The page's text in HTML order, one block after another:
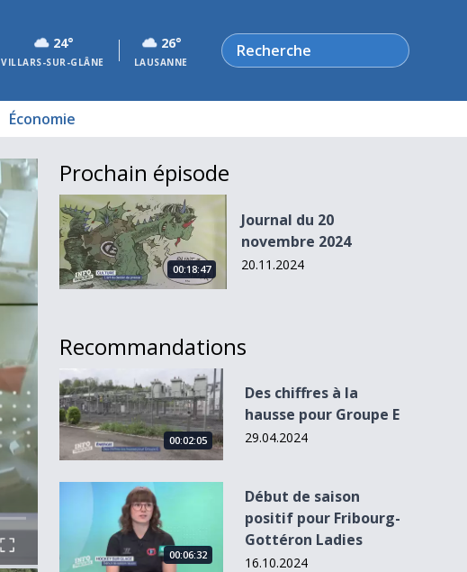
24°
VILLARS-SUR-GLÂNE
26°
LAUSANNE
Rechercher
Économie
00:00:41 00:03:06
Prochain épisode
Journal du 20 novembre 2024
00:18:47
Journal du 20
novembre 2024
20.11.2024
Recommandations
Des chiffres à la hausse pour Groupe E
00:02:05
Des chiffres à la
hausse pour Groupe E
29.04.2024
Début de saison positif pour Fribourg-Gottéron Ladies
00:06:32
Début de saison
positif pour Fribourg-
Gottéron Ladies
16.10.2024